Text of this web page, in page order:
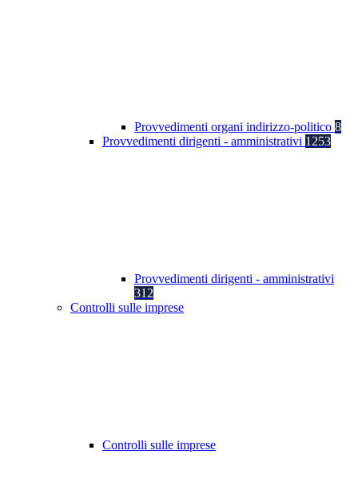
Provvedimenti organi indirizzo-politico 8
Provvedimenti dirigenti - amministrativi 1253
Provvedimenti dirigenti - amministrativi
312
Controlli sulle imprese
Controlli sulle imprese